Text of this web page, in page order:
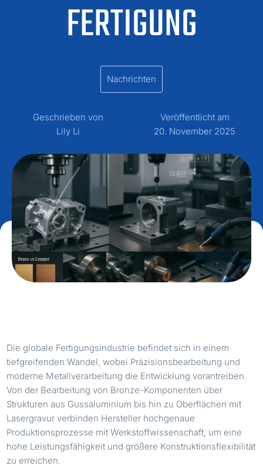
FERTIGUNG
Nachrichten
Geschrieben von
Lily Li
Veröffentlicht am
20. November 2025
Die globale Fertigungsindustrie befindet sich in einem
tiefgreifenden Wandel, wobei Präzisionsbearbeitung und
moderne Metallverarbeitung die Entwicklung vorantreiben.
Von der Bearbeitung von Bronze-Komponenten über
Strukturen aus Gussaluminium bis hin zu Oberflächen mit
Lasergravur verbinden Hersteller hochgenaue
Produktionsprozesse mit Werkstoffwissenschaft, um eine
hohe Leistungsfähigkeit und größere Konstruktionsflexibilität
zu erreichen.